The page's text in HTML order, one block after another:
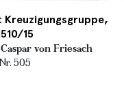
15
von Friesach
505